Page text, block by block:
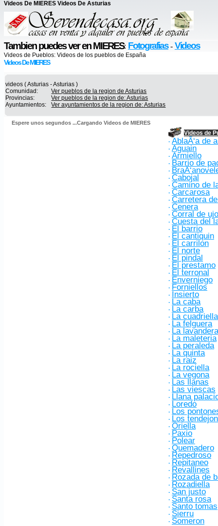
Videos De MIERES Videos De Asturias
Tambien puedes ver en MIERES: Fotografias- Videos
Videos de Pueblos: Videos de los pueblos de España
Videos De MIERES
videos ( Asturias - Asturias )
Comunidad:
Ver pueblos de la region de Asturias
Provincias:
Ver pueblos de la region de: Asturias
Ayuntamientos:
Ver ayuntamientos de la region de: Asturias
Espere unos segundos ...Cargando Videos de MIERES
Videos de
· AblaÃ‘a de
· Aguain
· Armiello
· Barrio de
·
· Cabojal
· Camino de
· Carcarosa
· Carretera
· Cenera
· Corral de ujo
· Cuesta del
· El barrio
· El cantiquin
· El carrilon
· El norte
· El pindal
· El prestamo
· El terronal
· Enverniego
· Forniellos
· Insierto
· La caba
· La carba
· La cuadriella
· La felguera
· La lavandera
· La maleteria
· La peraleda
· La quinta
· La raiz
· La rociella
· La vegona
· Las llanas
· Las viescas
· Llana
· Loredo
· Los
· Los
· Oriella
· Paxio
· Polear
· Quemadero
· Repedroso
· Repitaneo
· Revallines
· Rozada de
· Rozadiella
· San justo
· Santa rosa
· Santo tomas
· Sierru
· Someron